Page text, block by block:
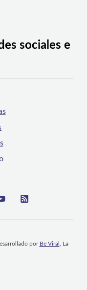
sociales e
por Be Viral , La